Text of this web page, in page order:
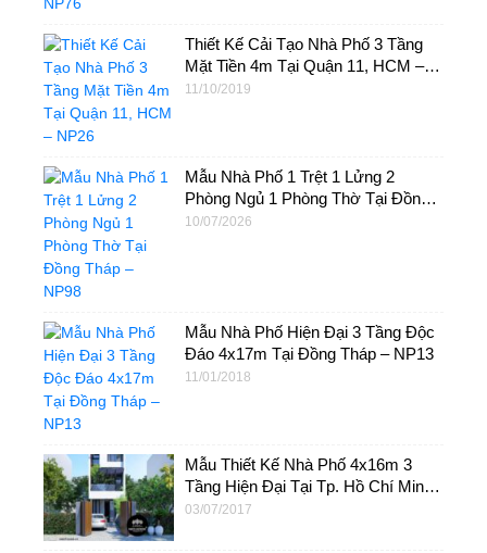
Thiết Kế Cải Tạo Nhà Phố 3 Tầng
Mặt Tiền 4m Tại Quận 11, HCM –
NP26
11/10/2019
Mẫu Nhà Phố 1 Trệt 1 Lửng 2
Phòng Ngủ 1 Phòng Thờ Tại Đồng
Tháp – NP98
10/07/2026
Mẫu Nhà Phố Hiện Đại 3 Tầng Độc
Đáo 4x17m Tại Đồng Tháp – NP13
11/01/2018
Mẫu Thiết Kế Nhà Phố 4x16m 3
Tầng Hiện Đại Tại Tp. Hồ Chí Minh
– NP04
03/07/2017